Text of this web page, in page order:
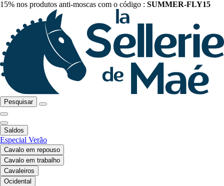
15% nos produtos anti-moscas com o código : SUMMER-FLY15
Pesquisar
Saldos
Especial Verão
Cavalo em repouso
Cavalo em trabalho
Cavaleiros
Ocidental